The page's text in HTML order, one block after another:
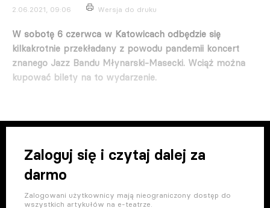
2.06.2021, 09:06 Wersja do druku
W sobotę 6 czerwca w Katowicach odbędzie się
kilkakrotnie przekładany z powodu pandemii koncert
znanego Jazz Bandu Młynarski-Masecki. Wciąż można
kupować bilety na to wydarzenie.
Zaloguj się i czytaj dalej za
darmo
Zalogowani użytkownicy mają nieograniczony dostęp do
wszystkich artykułów na e-teatrze.